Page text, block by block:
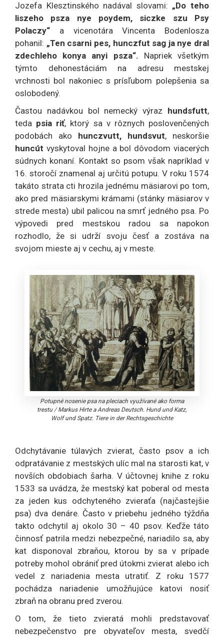
Jozefa Klesztinského nadával slovami: „Do teho
liszeho psza nye poydem, siczke szu Psy
Polaczy“ a vicenotára Vincenta Bodenlosza
pohanil: „Ten csarni pes, hunczfut sag ja nye dral
zdechleho konya anyi psza“. Napriek všetkým
týmto dehonestáciám na adresu mestskej
vrchnosti bol nakoniec s prísľubom polepšenia sa
oslobodený.
Častou nadávkou bol nemecký výraz hundsfutt,
teda psia riť, ktorý sa v rôznych poslovenčených
podobách ako hunczvutt, hundsvut, neskoršie
huncút vyskytoval hojne a bol dôvodom viacerých
súdnych konaní. Kontakt so psom však napríklad v
16. storočí znamenal aj určitú potupu. V roku 1574
takáto strata cti hrozila jednému mäsiarovi po tom,
ako pred mäsiarskymi krámami (stánky mäsiarov v
strede mesta) ubil palicou na smrť jedného psa. Po
výpovedi pred mestskou radou sa napokon
rozhodlo, že si udrží svoju česť a zostáva na
svojom mieste aj v cechu, aj v meste.
Potupné nosenie psa na pleciach využívané ako forma
trestu/Markus Hirte a Andreas Deutsch. Hund und Katz,
Wolf und Spatz. Tiere in der Rechtsgeschichte
Odchytávanie túlavých zvierat, často psov a ich
odpratávanie z mestských ulíc mal na starosti kat, v
novších obdobiach šarha. V účtovnej knihe z roku
1533 sa uvádza, že mestský kat poberal od mesta
za jeden kus odchyteného zvieraťa (najčastejšie
psa) dva denáre. Často v priebehu jedného týždňa
takto odchytil aj okolo 30 – 40 psov. Keďže táto
činnosť patrila medzi nebezpečné, nariadilo sa, aby
kat disponoval zbraňou, ktorou by sa v prípade
potreby mohol obrániť pred útokmi zvierat alebo ich
vedel z nariadenia mesta utratiť. Z roku 1577
pochádza nariadenie umožňujúce katovi nosiť
zbraň na obranu pred zverou.
O tom, že tieto zvieratá mohli predstavovať
nebezpečenstvo pre obyvateľov mesta, svedčí